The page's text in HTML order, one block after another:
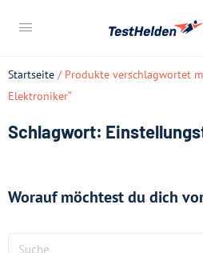
Startseite / Produkte verschlagwortet
Elektroniker“
Schlagwort:
Worauf möchtest du dich